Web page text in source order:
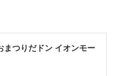
つりだドン イオンモー